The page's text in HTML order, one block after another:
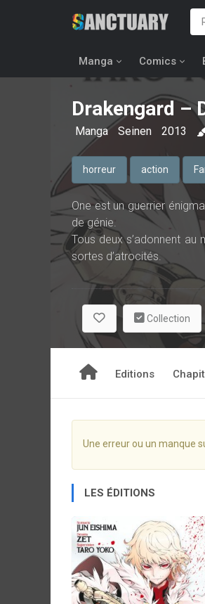
Manga Comics
Drakengard –
Manga Seinen 2013
horreur action
One est un guerrier
de génie.
Tous deux s’adonnent
sortes d’atrocités.
Quel sombre objectif
Collection
Editions
Une erreur ou un manque
LES ÉDITIONS